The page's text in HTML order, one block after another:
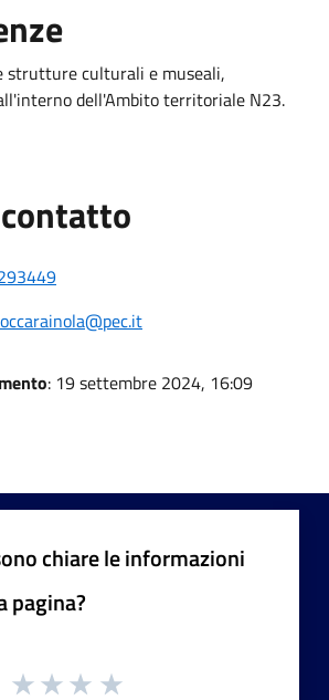
strutture culturali e museali,
dell'Ambito territoriale N23.
: 19 settembre 2024, 16:09
chiare le informazioni
pagina?